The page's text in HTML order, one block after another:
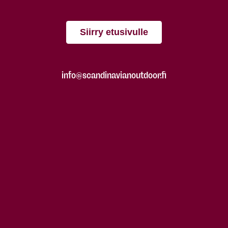
Siirry etusivulle
info@scandinavianoutdoor.fi